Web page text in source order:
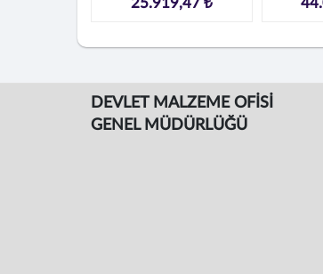
25.919,47 ₺
DEVLET MALZEME OFİSİ
GENEL MÜDÜRLÜĞÜ